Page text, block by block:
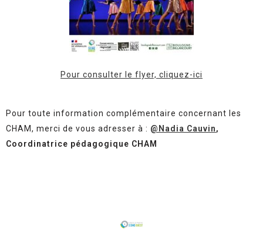
Pour consulter le flyer, cliquez-ici
Pour toute information complémentaire concernant les
CHAM, merci de vous adresser à : @Nadia Cauvin,
Coordinatrice pédagogique CHAM